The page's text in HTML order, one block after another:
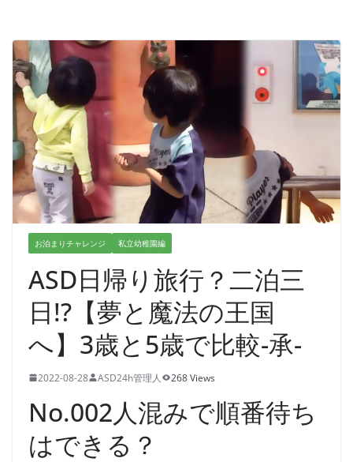
お泊まりチャレンジ 私立幼稚園編
ASD日帰り旅行？二泊三
日!?【夢と魔法の王国
へ】3歳と5歳で比較-承-
2022-08-28 ASD24h管理人 268 Views
No.002人混みで順番待ち
はできる？